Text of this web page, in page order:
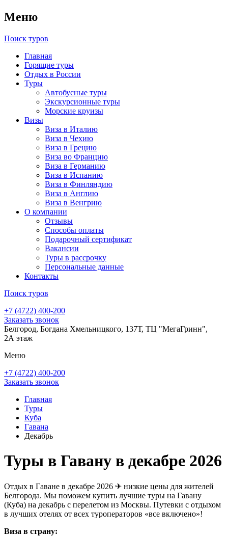
Меню
Поиск туров
Главная
Горящие туры
Отдых в России
Туры
Автобусные туры
Экскурсионные туры
Морские круизы
Визы
Виза в Италию
Виза в Чехию
Виза в Грецию
Виза во Францию
Виза в Германию
Виза в Испанию
Виза в Финляндию
Виза в Англию
Виза в Венгрию
О компании
Отзывы
Способы оплаты
Подарочный сертификат
Вакансии
Туры в рассрочку
Персональные данные
Контакты
Поиск туров
+7 (4722) 400-200
Заказать звонок
Белгород, Богдана Хмельницкого, 137Т, ТЦ "МегаГринн",
2А этаж
Меню
+7 (4722) 400-200
Заказать звонок
Главная
Туры
Куба
Гавана
Декабрь
Туры в Гавану в декабре 2026
Отдых в Гаване в декабре 2026 ✈ низкие цены для жителей
Белгорода. Мы поможем купить лучшие туры на Гавану
(Куба) на декабрь с перелетом из Москвы. Путевки с отдыхом
в лучших отелях от всех туроператоров «все включено»!
Виза в страну: